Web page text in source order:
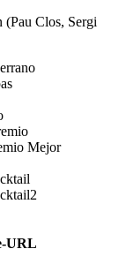
(Pau Clos, Sergi
URL